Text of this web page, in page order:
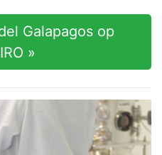
Galapagos op
»